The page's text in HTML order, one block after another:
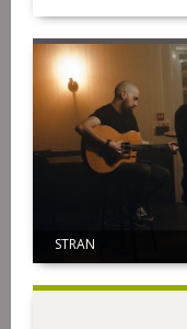
Fañfar Hej da Ru
STRAN